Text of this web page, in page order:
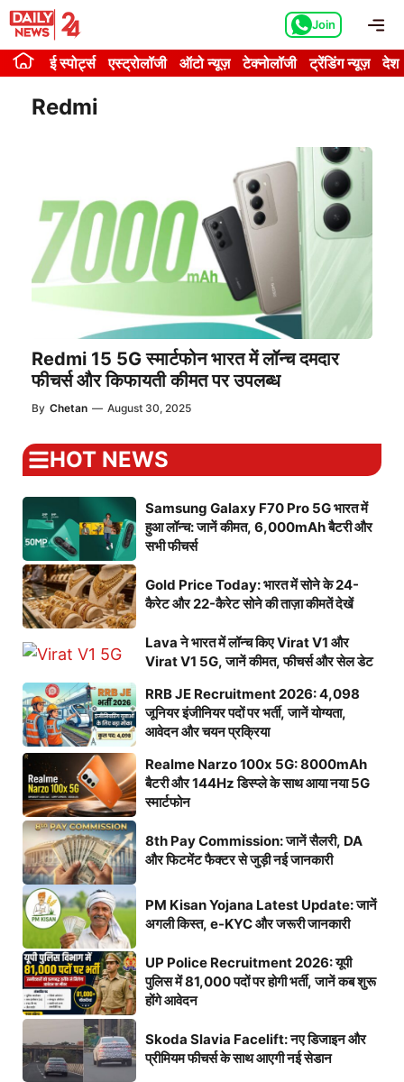
Skip
content
Join
ई स्पोर्ट्स एस्ट्रोलॉजी ऑटो न्यूज़ टेक्नोलॉजी ट्रेंडिंग न्यूज़ देश
Redmi
Redmi 15 5G स्मार्टफोन भारत में लॉन्च दमदार
फीचर्स और किफायती कीमत पर उपलब्ध
By Chetan — August 30, 2025
HOT NEWS
Samsung Galaxy F70 Pro 5G भारत में
हुआ लॉन्च: जानें कीमत, 6,000mAh बैटरी और
सभी फीचर्स
Gold Price Today: भारत में सोने के 24-
कैरेट और 22-कैरेट सोने की ताज़ा कीमतें देखें
Lava ने भारत में लॉन्च किए Virat V1 और
Virat V1 5G, जानें कीमत, फीचर्स और सेल डेट
RRB JE Recruitment 2026: 4,098
जूनियर इंजीनियर पदों पर भर्ती, जानें योग्यता,
आवेदन और चयन प्रक्रिया
Realme Narzo 100x 5G: 8000mAh
बैटरी और 144Hz डिस्प्ले के साथ आया नया 5G
स्मार्टफोन
8th Pay Commission: जानें सैलरी, DA
और फिटमेंट फैक्टर से जुड़ी नई जानकारी
PM Kisan Yojana Latest Update: जानें
अगली किस्त, e-KYC और जरूरी जानकारी
UP Police Recruitment 2026: यूपी
पुलिस में 81,000 पदों पर होगी भर्ती, जानें कब शुरू
होंगे आवेदन
Skoda Slavia Facelift: नए डिजाइन और
प्रीमियम फीचर्स के साथ आएगी नई सेडान